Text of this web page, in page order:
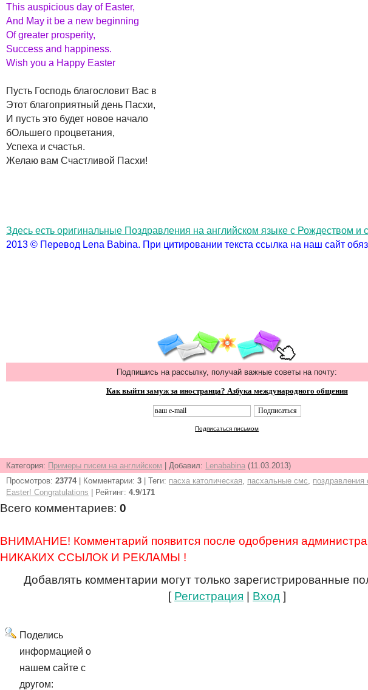
This auspicious day of Easter,
And May it be a new beginning
Of greater prosperity,
Success and happiness.
Wish you a Happy Easter
Пусть Господь благословит Вас в
Этот благоприятный день Пасхи,
И пусть это будет новое начало
бОльшего процветания,
Успеха и счастья.
Желаю вам Счастливой Пасхи!
Здесь есть оригинальные Поздравления на английском языке с Рождеством и
2013 © Перевод Lena Babina. При цитировании текста ссылка на наш сайт
Подпишись на рассылку, получай важные советы на почту:
Как выйти замуж за иностранца? Азбука международного общения
Подписаться письмом
Категория: Примеры писем на английском |Добавил: Lenababina (11.03.2013)
Просмотров:23774| Комментарии:3 |Теги: пасха католическая, пасхальные смс, поздравления
Easter! Congratulations
Рейтинг:4.9/171
Всего комментариев:0
ВНИМАНИЕ! Комментарий появится после одобрения
НИКАКИХ ССЫЛОК И РЕКЛАМЫ !
Добавлять комментарии могут только зарегистрированные
[ Регистрация Вход ]
Поделись
информацией о
нашем сайте с
другом: